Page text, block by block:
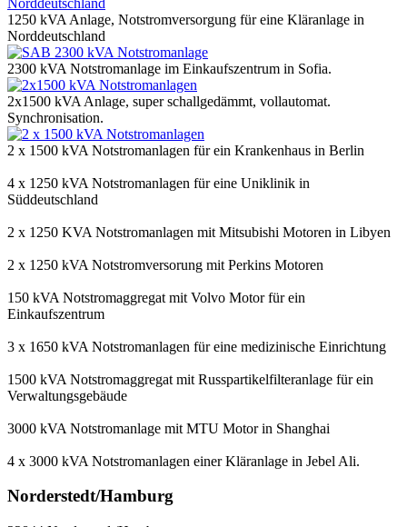
1250 kVA Anlage, Notstromversorgung für eine Kläranlage in
Norddeutschland
2300 kVA Notstromanlage im Einkaufszentrum in Sofia.
2x1500 kVA Anlage, super schallgedämmt, vollautomat.
Synchronisation.
2 x 1500 kVA Notstromanlagen für ein Krankenhaus in Berlin
4 x 1250 kVA Notstromanlagen für eine Uniklinik in
Süddeutschland
2 x 1250 KVA Notstromanlagen mit Mitsubishi Motoren in Libyen
2 x 1250 kVA Notstromversorung mit Perkins Motoren
150 kVA Notstromaggregat mit Volvo Motor für ein
Einkaufszentrum
3 x 1650 kVA Notstromanlagen für eine medizinische Einrichtung
1500 kVA Notstromaggregat mit Russpartikelfilteranlage für ein
Verwaltungsgebäude
3000 kVA Notstromanlage mit MTU Motor in Shanghai
4 x 3000 kVA Notstromanlagen einer Kläranlage in Jebel Ali.
Norderstedt/Hamburg